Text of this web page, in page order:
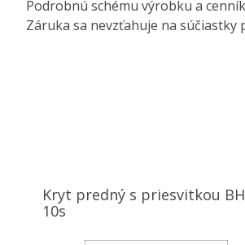
Podrobnú schému výrobku a
Záruka sa nevzťahuje na
Kryt predný s priesvitkou BH
10s